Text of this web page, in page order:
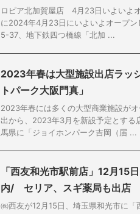
ロピア北加賀屋店 4月23日いよいよ
に2024年4月23日にいよいよオープ
5-37、地下鉄四つ橋線「北加 ...
2023年春は大型施設出店ラッ
トパーク大阪門真」
2023年春には多くの大型商業施設が
出から、2023年3月を新設予定とする
馬県に「ジョイホンパーク吉岡（届 ...
「⻄友和光市駅前店」12月15
内/ セリア、スギ薬局も出店
㈱西友が12月15日、埼玉県和光市に